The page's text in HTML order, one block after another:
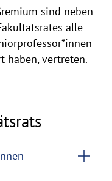
sind neben
alle
haben, vertreten.